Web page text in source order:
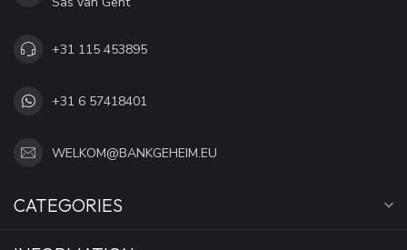
+31 115 453895
+31 6 57418401
WELKOM@BANKGEHEIM.EU
CATEGORIES